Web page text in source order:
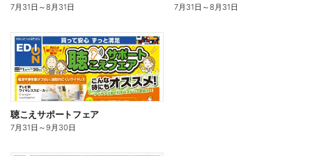
7月31日 ～8月31日 7月31日 ～8月31日
聴こえサポートフェア
7月31日 ～9月30日